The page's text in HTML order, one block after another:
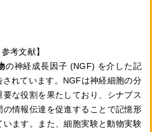
の神経成長因子 (NGF) を介した記
れています。NGFは神経細胞の分
な役割を果たしており、シナプス
の情報伝達を促進することで記憶形
います。また、細胞実験と動物実験